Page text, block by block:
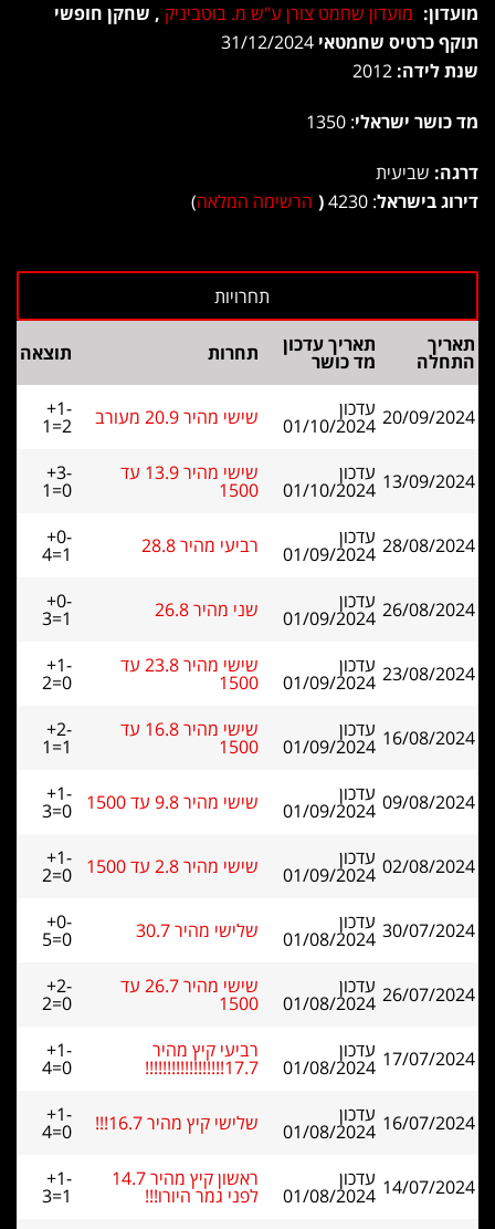
מועדון: מועדון שחמט צורן ע"ש מ. בוטביניק , שחקן חופשי
תוקף כרטיס שחמטאי
שנת לידה:
מד כושר ישראלי: 1350
דרגה: שביעית
דירוג בישראל: 4230
( הרשימה המלאה)
תאריך
התחלה
תאריך עדכון
מד כושר תחרות תוצאה
20/09/2024 עדכון
01/10/2024 שישי מהיר 20.9 מעורב +1-
1=2
13/09/2024 עדכון
01/10/2024
שישי מהיר 13.9 עד
1500
+3-
1=0
28/08/2024 עדכון
01/09/2024 רביעי מהיר 28.8 +0-
4=1
26/08/2024 עדכון
01/09/2024 שני מהיר 26.8 +0-
3=1
23/08/2024 עדכון
01/09/2024
שישי מהיר 23.8 עד
1500
+1-
2=0
16/08/2024 עדכון
01/09/2024
שישי מהיר 16.8 עד
1500
+2-
1=1
09/08/2024 עדכון
01/09/2024 שישי מהיר 9.8 עד 1500 +1-
3=0
02/08/2024 עדכון
01/09/2024 שישי מהיר 2.8 עד 1500 +1-
2=0
30/07/2024 עדכון
01/08/2024 שלישי מהיר 30.7 +0-
5=0
26/07/2024 עדכון
01/08/2024
שישי מהיר 26.7 עד
1500
+2-
2=0
17/07/2024 עדכון
01/08/2024
רביעי קיץ מהיר
17.7!!!!!!!!!!!!!!!!!!
+1-
4=0
16/07/2024 עדכון
01/08/2024 שלישי קיץ מהיר 16.7!!! +1-
4=0
14/07/2024 עדכון
01/08/2024
ראשון קיץ מהיר 14.7
לפני גמר היורו!!!
+1-
3=1